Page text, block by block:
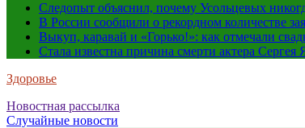
Следопыт объяснил, почему Усольцевых
В России сообщили о рекордном количестве
Выкуп, каравай и «Горько!»: как отмечали
Стала известна причина смерти актера Сергея
Здоровье
Новостная рассылка
Случайные новости